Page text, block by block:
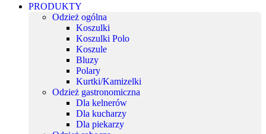
PRODUKTY
Odzież ogólna
Koszulki
Koszulki Polo
Koszule
Bluzy
Polary
Kurtki/Kamizelki
Odzież gastronomiczna
Dla kelnerów
Dla kucharzy
Dla piekarzy